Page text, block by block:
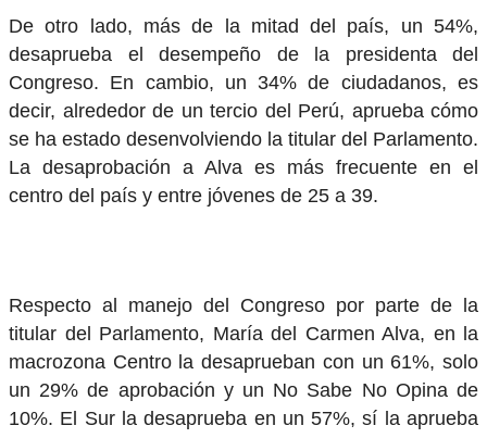
De otro lado, más de la mitad del país, un 54%,
desaprueba el desempeño de la presidenta del
Congreso. En cambio, un 34% de ciudadanos, es
decir, alrededor de un tercio del Perú, aprueba cómo
se ha estado desenvolviendo la titular del Parlamento.
La desaprobación a Alva es más frecuente en el
centro del país y entre jóvenes de 25 a 39.
Respecto al manejo del Congreso por parte de la
titular del Parlamento, María del Carmen Alva, en la
macrozona Centro la desaprueban con un 61%, solo
un 29% de aprobación y un No Sabe No Opina de
10%. El Sur la desaprueba en un 57%, sí la aprueba